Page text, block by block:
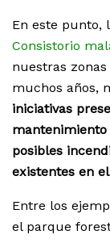
En este punto,
Consistorio
nuestras
muchos años,
iniciativas
mantenimiento
posibles
existentes en
Entre los
el parque